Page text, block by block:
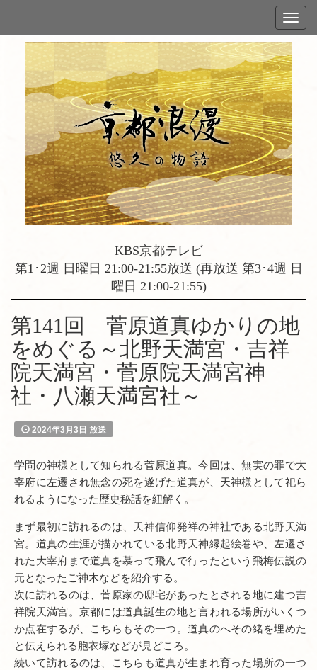
KBS京都テレビ
第1･2週 日曜日 21:00-21:55放送 (再放送 第3･4週 日
曜日 21:00-21:55)
第141回 菅原道真ゆかりの地
をめぐる～北野天満宮・吉祥
院天満宮・菅原院天満宮神
社・八瀬天満宮社～
2024年3月3日 放送
学問の神様として知られる菅原道真。今回は、無実の罪で大
宰府に左遷され無念の死を遂げた道真が、天神様として祀ら
れるようになった歴史秘話を紐解く。
まず最初に訪れるのは、天神信仰発祥の神社である北野天満
宮。道真の生涯が描かれている北野天神縁起絵巻や、左遷さ
れた大宰府まで道真を慕って飛んで行ったという飛梅伝説の
元となったご神木などを紹介する。
次に訪れるのは、菅原家の邸宅があったとされる地に建つ吉
祥院天満宮。京都には道真誕生の地と言われる場所がいくつ
か点在するが、こちらもその一つ。道真のへその緒を埋めた
と伝えられる胞衣塚などが見どころ。
続いて訪れるのは、こちらも道真が生まれ育った場所の一つ